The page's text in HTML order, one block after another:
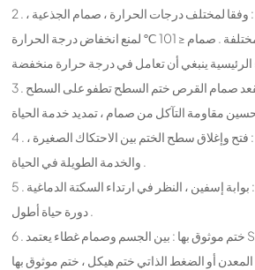
2 . درجة الحرارة التكيف : وفقا لمختلف درجات الحرارة ، صمام الجذعية ،
وغطاء صمام تمديد أبعاد مختلفة . صمام ≤ 101 ℃ لمنع انخفاض درجة الحرارة
3 . تعزيز مقاومة التآكل : مقعد صمام القرص ختم السطح تطفو على السطح
4 . انخفاض الاحتكاك تصميم : فتح وإغلاق سطح الختم بين الاحتكاك الصغيرة ،
والخدمة الطويلة في الحياة .
5 . إسفين القرص تصميم : بوابة إسفين ، النظر في ارتداء السكتة الدماغية
دورة حياة أطول .
6 . ختم موثوق بها : بين الجسم وصمام غطاء يعتمد SS + الجرافيت ، ختم